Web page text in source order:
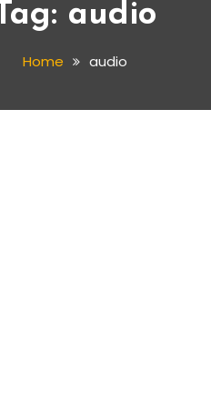
Tag: audio
Home audio